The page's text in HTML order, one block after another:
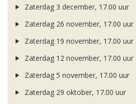
Zaterdag 3 december, 17.00 uur
Zaterdag 26 november, 17.00 uur
Zaterdag 19 november, 17.00 uur
Zaterdag 12 november, 17.00 uur
Zaterdag 5 november, 17.00 uur
Zaterdag 29 oktober, 17.00 uur